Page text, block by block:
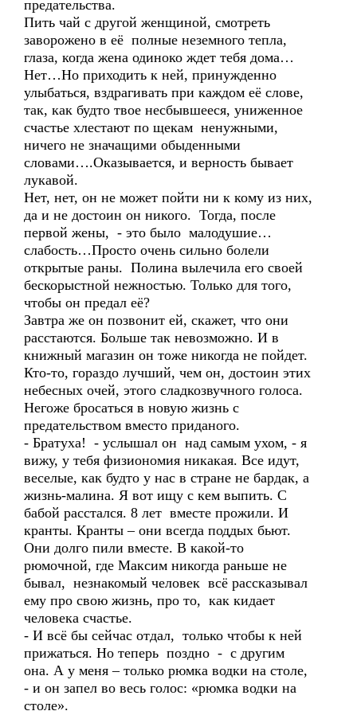
предательства.
Пить чай с другой женщиной, смотреть
заворожено в её полные неземного тепла,
глаза, когда жена одиноко ждет тебя дома…
Нет…Но приходить к ней, принужденно
улыбаться, вздрагивать при каждом её слове,
так, как будто твое несбывшееся, униженное
счастье хлестают по щекам ненужными,
ничего не значащими обыденными
словами….Оказывается, и верность бывает
лукавой.
Нет, нет, он не может пойти ни к кому из них,
да и не достоин он никого. Тогда, после
первой жены, - это было малодушие…
слабость…Просто очень сильно болели
открытые раны. Полина вылечила его своей
бескорыстной нежностью. Только для того,
чтобы он предал её?
Завтра же он позвонит ей, скажет, что они
расстаются. Больше так невозможно. И в
книжный магазин он тоже никогда не пойдет.
Кто-то, гораздо лучший, чем он, достоин этих
небесных очей, этого сладкозвучного голоса.
Негоже бросаться в новую жизнь с
предательством вместо приданого.
- Братуха! - услышал он над самым ухом, - я
вижу, у тебя физиономия никакая. Все идут,
веселые, как будто у нас в стране не бардак, а
жизнь-малина. Я вот ищу с кем выпить. С
бабой расстался. 8 лет вместе прожили. И
кранты. Кранты – они всегда поддых бьют.
Они долго пили вместе. В какой-то
рюмочной, где Максим никогда раньше не
бывал, незнакомый человек всё рассказывал
ему про свою жизнь, про то, как кидает
человека счастье.
- И всё бы сейчас отдал, только чтобы к ней
прижаться. Но теперь поздно - с другим
она. А у меня – только рюмка водки на столе,
- и он запел во весь голос: «рюмка водки на
столе».